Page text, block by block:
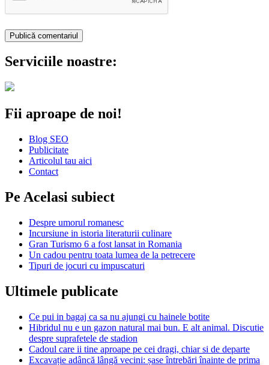
Serviciile noastre:
Fii aproape de noi!
Blog SEO
Publicitate
Articolul tau aici
Contact
Pe Acelasi subiect
Despre umorul romanesc
Incursiune in istoria literaturii culinare
Gran Turismo 6 a fost lansat in Romania
Un cadou pentru toata lumea de la petrecere
Tipuri de jocuri cu impuscaturi
Ultimele publicate
Ce pui in bagaj ca sa nu ajungi cu hainele botite
Hibridul nu e un gazon natural mai bun. E alt animal. Discutie
despre suprafetele de stadion
Cadoul care ii tine aproape pe cei dragi, chiar si de departe
Excavație adâncă lângă vecini: șase întrebări înainte de prima